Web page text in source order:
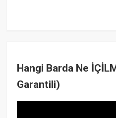
Hangi Barda Ne
Garantili)